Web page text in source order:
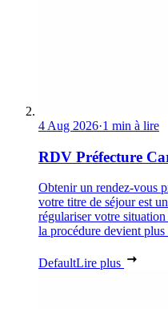
4 Aug 2026·1 min à lire
RDV Préfecture
Obtenir un rendez-vous
votre titre de séjour est
régulariser votre
la procédure devient
DefaultLire plus